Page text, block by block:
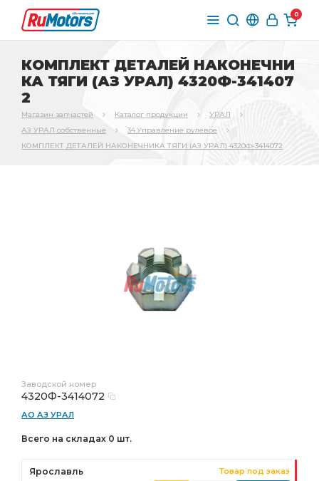
0
КОМПЛЕКТ ДЕТАЛЕЙ НАКОНЕЧНИ
КА ТЯГИ (АЗ УРАЛ) 4320Ф-341407
2
Магазин запчастей Каталог продукции
УРАЛ
АЗ УРАЛ собственные
34.Управление рулевое
КОМПЛЕКТ ДЕТАЛЕЙ НАКОНЕЧНИКА ТЯГИ (АЗ УРАЛ) 4320Ф-3414072
Заводской номер
4320Ф-3414072
АО АЗ УРАЛ
Всего на складах 0 шт.
Ярославль Товар под заказ